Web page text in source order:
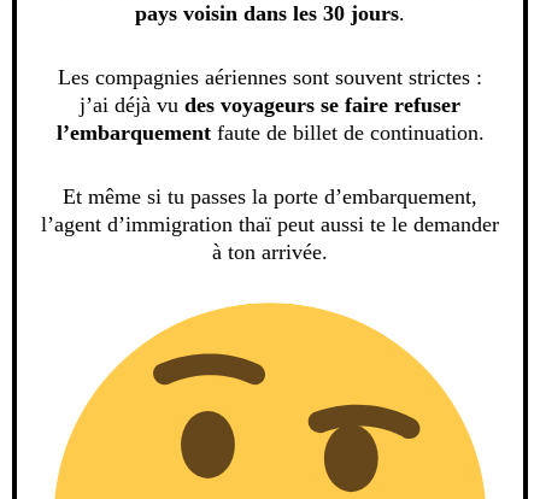
pays voisin dans les 30 jours.
Les compagnies aériennes sont souvent strictes :
j’ai déjà vu des voyageurs se faire refuser
l’embarquementfaute de billet de continuation.
Et même si tu passes la porte d’embarquement,
l’agent d’immigration thaï peut aussi te le demander
à ton arrivée.